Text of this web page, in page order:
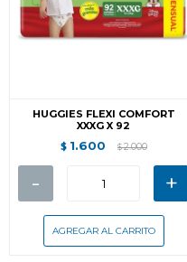
HUGGIES FLEXI COMFORT
XXXG X 92
$ 1.600 $ 2.000
- +